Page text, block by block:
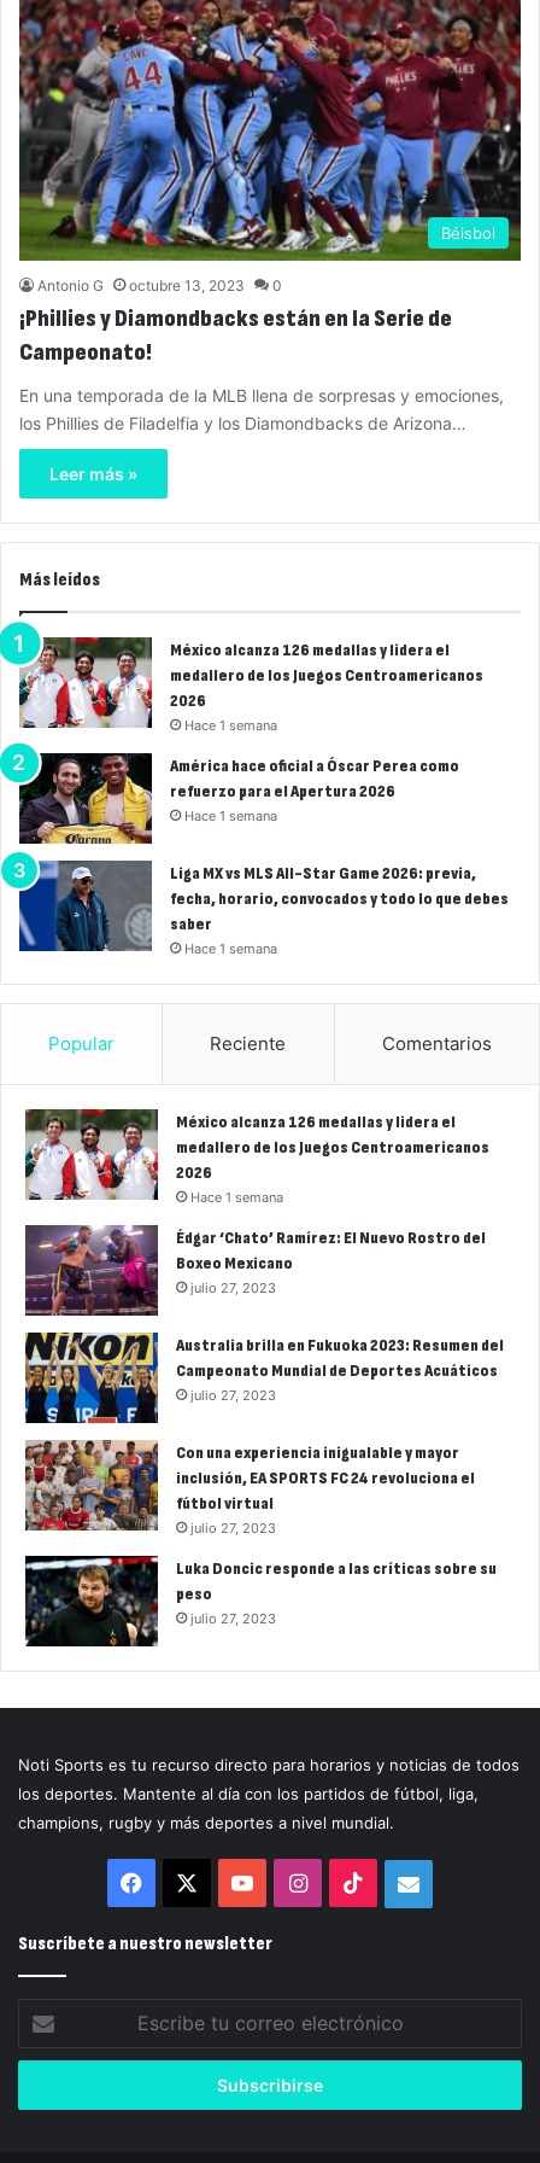
Béisbol
Antonio G octubre 13, 2023 0
¡Phillies y Diamondbacks están en la Serie de
Campeonato!
En una temporada de la MLB llena de sorpresas y emociones,
los Phillies de Filadelfia y los Diamondbacks de Arizona…
Leer más »
Más leídos
México alcanza 126 medallas y lidera el
medallero de los Juegos Centroamericanos
2026
Hace 1 semana
América hace oficial a Óscar Perea como
refuerzo para el Apertura 2026
Hace 1 semana
Liga MX vs MLS All-Star Game 2026: previa,
fecha, horario, convocados y todo lo que debes
saber
Hace 1 semana
Popular Reciente Comentarios
México alcanza 126 medallas y lidera el
medallero de los Juegos Centroamericanos
2026
Hace 1 semana
Édgar ‘Chato’ Ramírez: El Nuevo Rostro del
Boxeo Mexicano
julio 27, 2023
Australia brilla en Fukuoka 2023: Resumen del
Campeonato Mundial de Deportes Acuáticos
julio 27, 2023
Con una experiencia inigualable y mayor
inclusión, EA SPORTS FC 24 revoluciona el
fútbol virtual
julio 27, 2023
Luka Doncic responde a las críticas sobre su
peso
julio 27, 2023
Noti Sports es tu recurso directo para horarios y noticias de todos
los deportes. Mantente al día con los partidos de fútbol, liga,
champions, rugby y más deportes a nivel mundial.
Facebook YouTubeInstagram
TikTok
Suscríbete a nuestro newsletter
Escribe
tu
correo